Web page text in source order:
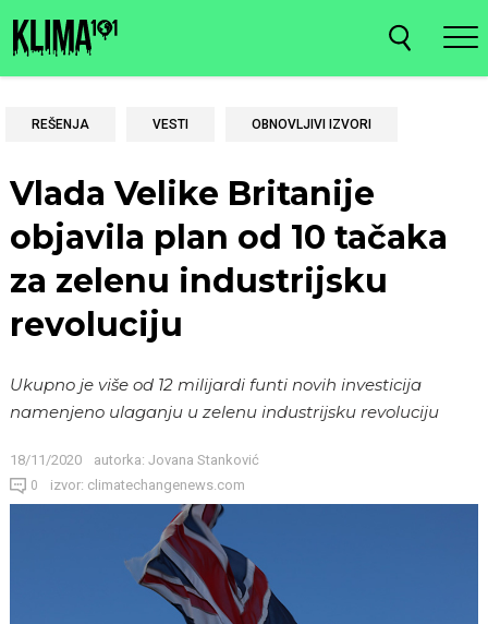
REŠENJA VESTI OBNOVLJIVI IZVORI
Vlada Velike Britanije
objavila plan od 10 tačaka
za zelenu industrijsku
revoluciju
Ukupno je više od 12 milijardi funti novih investicija
namenjeno ulaganju u zelenu industrijsku revoluciju
18/11/2020 autorka: Jovana Stanković
0 izvor: climatechangenews.com